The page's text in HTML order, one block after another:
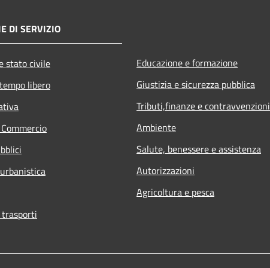
DI SERVIZIO
stato civile
libero
Educazione e formazione
Giustizia e sicurezza pubblica
Tributi,finanze e contravvenzioni
Ambiente
Salute, benessere e assistenza
Autorizzazioni
Agricoltura e pesca